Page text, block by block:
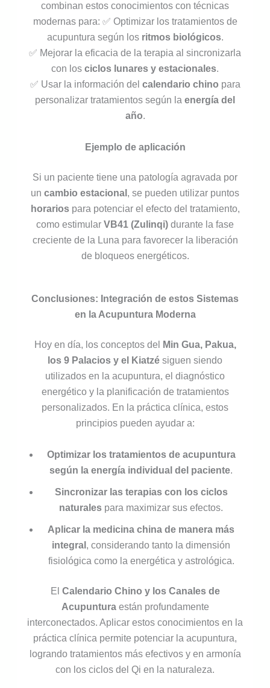
combinan estos conocimientos con técnicas
modernas para: ✅ Optimizar los tratamientos de
acupuntura según los ritmos biológicos.
✅ Mejorar la eficacia de la terapia al sincronizarla
con los ciclos lunares y estacionales.
✅ Usar la información del calendario chino para
personalizar tratamientos según la energía del
año.
Ejemplo de aplicación
Si un paciente tiene una patología agravada por
un cambio estacional , se pueden utilizar puntos
horariospara potenciar el efecto del tratamiento,
como estimular VB41 (Zulinqi) durante la fase
creciente de la Luna para favorecer la liberación
de bloqueos energéticos.
Conclusiones: Integración de estos Sistemas
en la Acupuntura Moderna
Hoy en día, los conceptos del
Min Gua, Pakua,
los 9 Palacios y el Kiatzé siguen siendo
utilizados en la acupuntura, el diagnóstico
energético y la planificación de tratamientos
personalizados. En la práctica clínica, estos
principios pueden ayudar a:
Optimizar los tratamientos de acupuntura
según la energía individual del paciente.
Sincronizar las terapias con los ciclos
naturales para maximizar sus efectos.
Aplicar la medicina china de manera más
integral , considerando tanto la dimensión
fisiológica como la energética y astrológica.
El Calendario Chino y los Canales de
Acupunturaestán profundamente
interconectados. Aplicar estos conocimientos en la
práctica clínica permite potenciar la acupuntura,
logrando tratamientos más efectivos y en armonía
con los ciclos del Qi en la naturaleza.